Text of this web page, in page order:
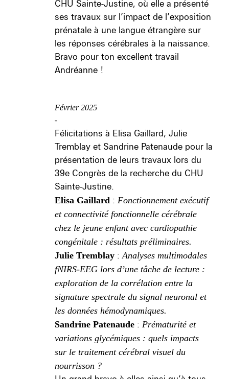
CHU Sainte-Justine, où elle a présenté
ses travaux sur l’impact de l’exposition
prénatale à une langue étrangère sur
les réponses cérébrales à la naissance.
Bravo pour ton excellent travail
Andréanne !
Février 2025
-
Félicitations à Elisa Gaillard, Julie
Tremblay et Sandrine Patenaude pour la
présentation de leurs travaux lors du
39e Congrès de la recherche du CHU
Sainte-Justine.
Elisa Gaillard : Fonctionnement exécutif
et connectivité fonctionnelle cérébrale
chez le jeune enfant avec cardiopathie
congénitale : résultats préliminaires.
Julie Tremblay :Analyses multimodales
fNIRS-EEG lors d’une tâche de lecture :
exploration de la corrélation entre la
signature spectrale du signal neuronal et
les données hémodynamiques.
Sandrine Patenaude : Prématurité et
variations glycémiques : quels impacts
sur le traitement cérébral visuel du
nourrisson ?